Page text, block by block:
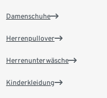
Damenschuhe
Herrenpullover
Herrenunterwäsche
Kinderkleidung